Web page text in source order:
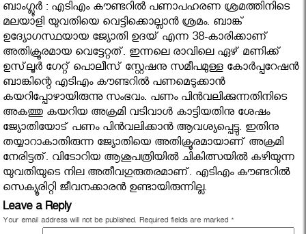
ബാംഗ്ലൂർ : എടിഎം കൗണ്ടറില്‍ പണാപഹരണ ശ്രമത്തിനിടെ
മലയാളി യുവതിയെ വെട്ടിക്കൊല്ലാന്‍ ശ്രമം. ബാങ്ക്
ഉദ്യോഗസ്ഥയായ ജ്യോതി ഉദയ് എന്ന 38-കാരിക്കാണ്
അതിക്രൂരമായ വെട്ടേറ്റത്. ഇന്നലെ രാവിലെ ഏഴ് മണിക്ക്
ഉസ്‌ലൂര്‍ ഗേറ്റ് പൊലീസ് സ്റ്റേഷനു സമീപമുള്ള കോര്‍പ്പറേഷന്‍
ബാങ്കിന്റെ എടിഎം കൗണ്ടറില്‍ പണമെടുക്കാന്‍
കയറിപ്പോഴായിരുന്നു സംഭവം. പണം പിൻവലിക്കുന്നതിനിടെ
അകത്തു കയറിയ അക്രമി വടിവാള്‍ കാട്ടിയതിനു ശേഷം
ജ്യോതിയോട് പണം പിന്‍വലിക്കാന്‍ ആവശ്യപ്പെട്ടു. ഇതിനു
തയ്യാറാകാതിരുന്ന ജ്യോതിയെ അതിക്രൂരമായാണ് അക്രമി
നേരിട്ടത്. വിടോറിയ ആശുപത്രിയിൽ ചികിത്സയിൽ കഴിയുന്ന
യുവതിയുടെ നില അതീവഗുരുതരമാണ്. എടിഎം കൗണ്ടറില്‍
സെക്യൂരിറ്റി ജീവനക്കാരന്‍ ഉണ്ടായിരുന്നില്ല.
Leave a Reply
Your email address will not be published. Required fields are marked *